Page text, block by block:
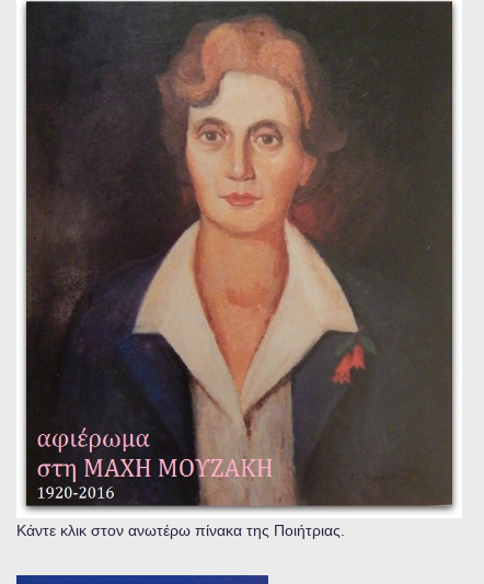
Κάντε κλικ στον ανωτέρω πίνακα της Ποιήτριας.